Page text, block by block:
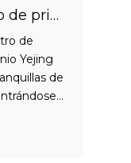
Extrusora de aluminio de primera calidad 2750T | Adecuado para palanquilla de aluminio de φ9 pulgadas | Fabricación de alta gama
de
Yejing
de